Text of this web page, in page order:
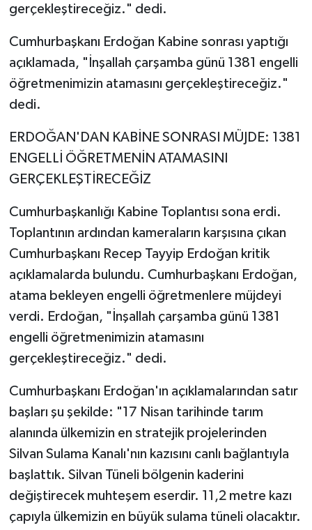
gerçekleştireceğiz." dedi.
Cumhurbaşkanı Erdoğan Kabine sonrası yaptığı
açıklamada, "İnşallah çarşamba günü 1381 engelli
öğretmenimizin atamasını gerçekleştireceğiz."
dedi.
ERDOĞAN'DAN KABİNE SONRASI MÜJDE: 1381
ENGELLİ ÖĞRETMENİN ATAMASINI
GERÇEKLEŞTİRECEĞİZ
Cumhurbaşkanlığı Kabine Toplantısı sona erdi.
Toplantının ardından kameraların karşısına çıkan
Cumhurbaşkanı Recep Tayyip Erdoğan kritik
açıklamalarda bulundu. Cumhurbaşkanı Erdoğan,
atama bekleyen engelli öğretmenlere müjdeyi
verdi. Erdoğan, "İnşallah çarşamba günü 1381
engelli öğretmenimizin atamasını
gerçekleştireceğiz." dedi.
Cumhurbaşkanı Erdoğan'ın açıklamalarından satır
başları şu şekilde: "17 Nisan tarihinde tarım
alanında ülkemizin en stratejik projelerinden
Silvan Sulama Kanalı'nın kazısını canlı bağlantıyla
başlattık. Silvan Tüneli bölgenin kaderini
değiştirecek muhteşem eserdir. 11,2 metre kazı
çapıyla ülkemizin en büyük sulama tüneli olacaktır.